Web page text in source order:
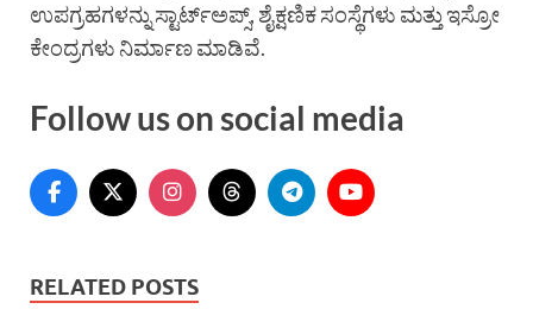
ಉಪಗ್ರಹಗಳನ್ನು ಸ್ಟಾರ್ಟ್‌ಅಪ್ಸ್, ಶೈಕ್ಷಣಿಕ ಸಂಸ್ಥೆಗಳು ಮತ್ತು ಇಸ್ರೋ
ಕೇಂದ್ರಗಳು ನಿರ್ಮಾಣ ಮಾಡಿವೆ.
Follow us on social media
RELATED POSTS